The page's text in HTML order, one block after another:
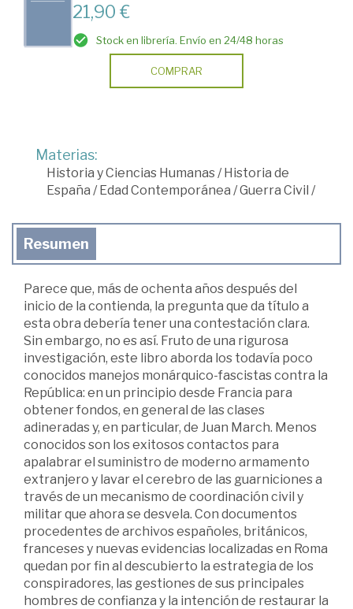
21,90 €
Stock en librería. Envío en 24/48 horas
COMPRAR
Materias:
Historia y Ciencias Humanas /Historia de
España /Edad Contemporánea /Guerra Civil /
Resumen
Parece que, más de ochenta años después del
inicio de la contienda, la pregunta que da título a
esta obra debería tener una contestación clara.
Sin embargo, no es así. Fruto de una rigurosa
investigación, este libro aborda los todavía poco
conocidos manejos monárquico-fascistas contra la
República: en un principio desde Francia para
obtener fondos, en general de las clases
adineradas y, en particular, de Juan March. Menos
conocidos son los exitosos contactos para
apalabrar el suministro de moderno armamento
extranjero y lavar el cerebro de las guarniciones a
través de un mecanismo de coordinación civil y
militar que ahora se desvela. Con documentos
procedentes de archivos españoles, británicos,
franceses y nuevas evidencias localizadas en Roma
quedan por fin al descubierto la estrategia de los
conspiradores, las gestiones de sus principales
hombres de confianza y la intención de restaurar la